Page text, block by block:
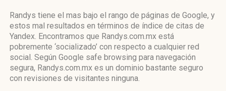
Randys tiene el mas bajo el rango de páginas de Google, y
estos mal resultados en términos de índice de citas de
Yandex. Encontramos que Randys.com.mx está
pobremente ‘socializado’ con respecto a cualquier red
social. Según Google safe browsing para navegación
segura, Randys.com.mx es un dominio bastante seguro
con revisiones de visitantes ninguna.